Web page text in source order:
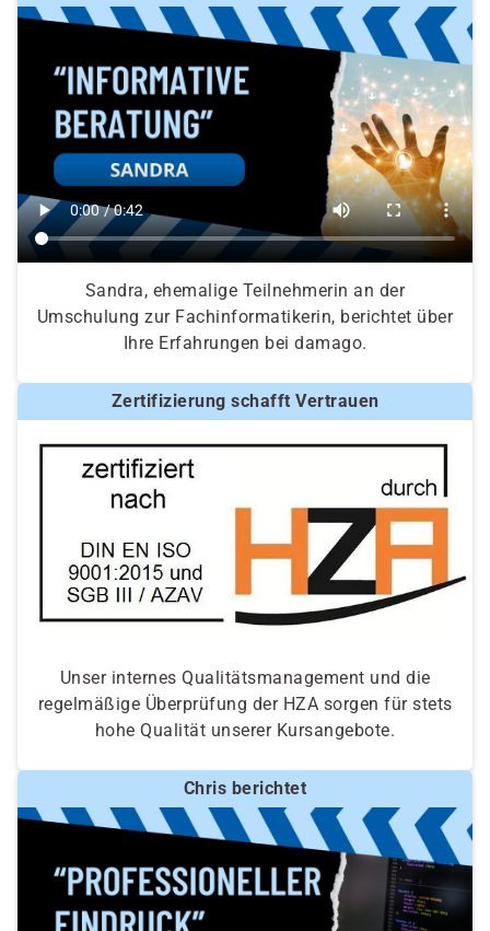
Sandra, ehemalige Teilnehmerin an der
Umschulung zur Fachinformatikerin, berichtet über
Ihre Erfahrungen bei damago.
Zertifizierung schafft Vertrauen
Unser internes Qualitätsmanagement und die
regelmäßige Überprüfung der HZA sorgen für stets
hohe Qualität unserer Kursangebote.
Chris berichtet